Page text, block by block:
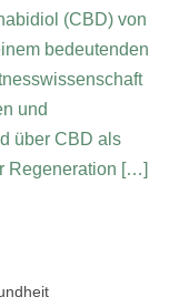
(CBD) von
bedeutenden
und
über CBD als
Regeneration […]